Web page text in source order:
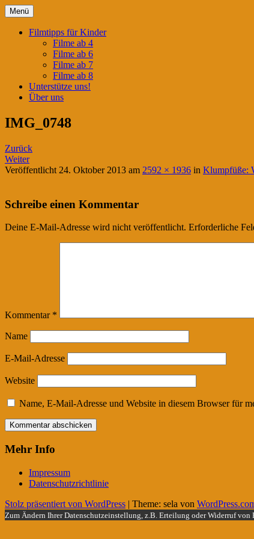
Springe
zum
InhaltKinderwahnsinn
Menü
Filmtipps für Kinder
Filme ab 4
Filme ab 6
Filme ab 7
Filme ab 8
Unterstütze uns!
Über uns
IMG_0748
Zurück
Weiter
Veröffentlicht 24. Oktober 2013 am 2592 × 1936 in Klumpfüße:
Schreibe einen Kommentar
Deine E-Mail-Adresse wird nicht veröffentlicht. Erforderliche
Kommentar *
Name
E-Mail-Adresse
Website
Name, E-Mail-Adresse und Website in diesem Browser für
Mehr Info
Impressum
Datenschutzrichtlinie
Stolz präsentiert von WordPress | Theme: sela von
Zum Ändern Ihrer Datenschutzeinstellung, z.B. Erteilung oder Widerruf